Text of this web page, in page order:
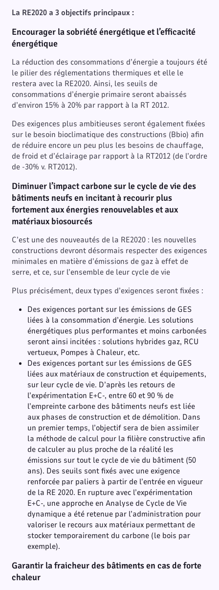
La RE2020 a 3 objectifs principaux :
Encourager la sobriété énergétique et l’efficacité
énergétique
La réduction des consommations d’énergie a toujours été
le pilier des réglementations thermiques et elle le
restera avec la RE2020. Ainsi, les seuils de
consommations d’énergie primaire seront abaissés
d’environ 15% à 20% par rapport à la RT 2012.
Des exigences plus ambitieuses seront également fixées
sur le besoin bioclimatique des constructions (Bbio) afin
de réduire encore un peu plus les besoins de chauffage,
de froid et d’éclairage par rapport à la RT2012 (de l’ordre
de -30% v. RT2012).
Diminuer l’impact carbone sur le cycle de vie des
bâtiments neufs en incitant à recourir plus
fortement aux énergies renouvelables et aux
matériaux biosourcés
C’est une des nouveautés de la RE2020 : les nouvelles
constructions devront désormais respecter des exigences
minimales en matière d’émissions de gaz à effet de
serre, et ce, sur l’ensemble de leur cycle de vie
Plus précisément, deux types d’exigences seront fixées :
Des exigences portant sur les émissions de GES
liées à la consommation d’énergie. Les solutions
énergétiques plus performantes et moins carbonées
seront ainsi incitées : solutions hybrides gaz, RCU
vertueux, Pompes à Chaleur, etc.
Des exigences portant sur les émissions de GES
liées aux matériaux de construction et équipements,
sur leur cycle de vie. D’après les retours de
l’expérimentation E+C-, entre 60 et 90 % de
l’empreinte carbone des bâtiments neufs est liée
aux phases de construction et de démolition. Dans
un premier temps, l’objectif sera de bien assimiler
la méthode de calcul pour la filière constructive afin
de calculer au plus proche de la réalité les
émissions sur tout le cycle de vie du bâtiment (50
ans). Des seuils sont fixés avec une exigence
renforcée par paliers à partir de l’entrée en vigueur
de la RE 2020. En rupture avec l’expérimentation
E+C-, une approche en Analyse de Cycle de Vie
dynamique a été retenue par l’administration pour
valoriser le recours aux matériaux permettant de
stocker temporairement du carbone (le bois par
exemple).
Garantir la fraicheur des bâtiments en cas de forte
chaleur